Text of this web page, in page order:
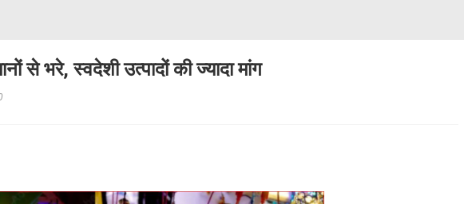
से भरे, स्वदेशी उत्पादों की ज्यादा मांग